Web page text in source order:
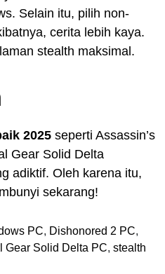
Selain itu, pilih non-
cerita lebih kaya.
stealth maksimal.
2025 seperti Assassin’s
Gear Solid Delta
adiktif. Oleh karena itu,
sekarang!
PC, Dishonored 2 PC,
Gear Solid Delta PC, stealth